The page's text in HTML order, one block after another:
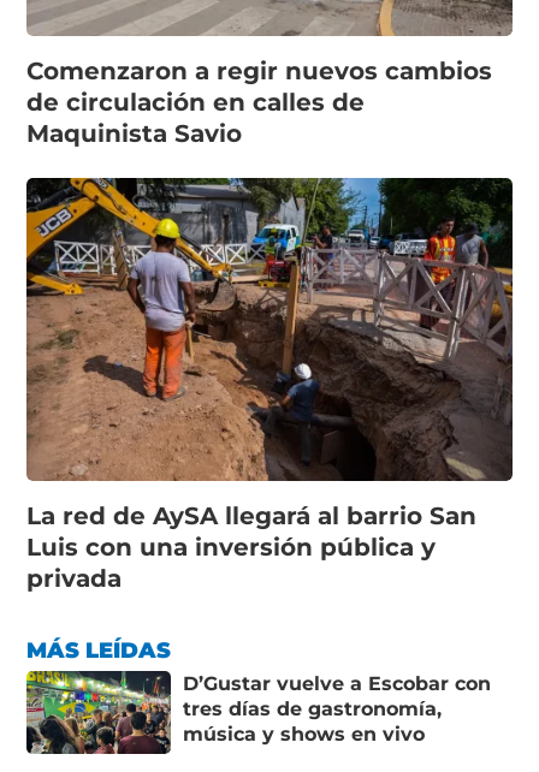
Comenzaron a regir nuevos cambios
de circulación en calles de
Maquinista Savio
La red de AySA llegará al barrio San
Luis con una inversión pública y
privada
MÁS LEÍDAS
D’Gustar vuelve a Escobar con
tres días de gastronomía,
música y shows en vivo